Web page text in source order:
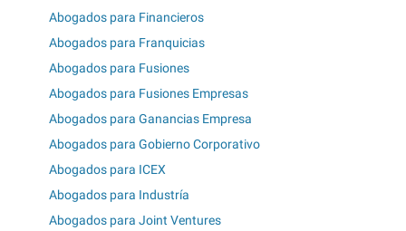
Abogados para Financieros
Abogados para Franquicias
Abogados para Fusiones
Abogados para Fusiones Empresas
Abogados para Ganancias Empresa
Abogados para Gobierno Corporativo
Abogados para ICEX
Abogados para Industría
Abogados para Joint Ventures